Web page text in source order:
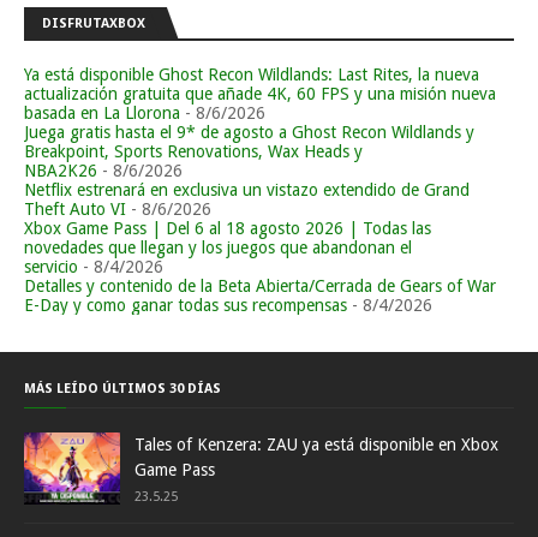
DISFRUTAXBOX
Ya está disponible Ghost Recon Wildlands: Last Rites, la nueva
actualización gratuita que añade 4K, 60 FPS y una misión nueva
basada en La Llorona - 8/6/2026
Juega gratis hasta el 9* de agosto a Ghost Recon Wildlands y
Breakpoint, Sports Renovations, Wax Heads y
NBA2K26 - 8/6/2026
Netflix estrenará en exclusiva un vistazo extendido de Grand
Theft Auto VI - 8/6/2026
Xbox Game Pass | Del 6 al 18 agosto 2026 | Todas las
novedades que llegan y los juegos que abandonan el
servicio - 8/4/2026
Detalles y contenido de la Beta Abierta/Cerrada de Gears of War
E-Day y como ganar todas sus recompensas - 8/4/2026
MÁS LEÍDO ÚLTIMOS 30 DÍAS
Tales of Kenzera: ZAU ya está disponible en Xbox
Game Pass
23.5.25